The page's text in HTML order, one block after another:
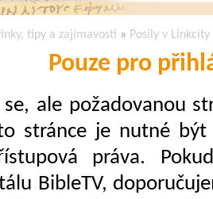
tipy a zajímavosti » Posily v Linkcity
Pouze pro
ale požadovanou
stránce je nutné
práva.
BibleTV,